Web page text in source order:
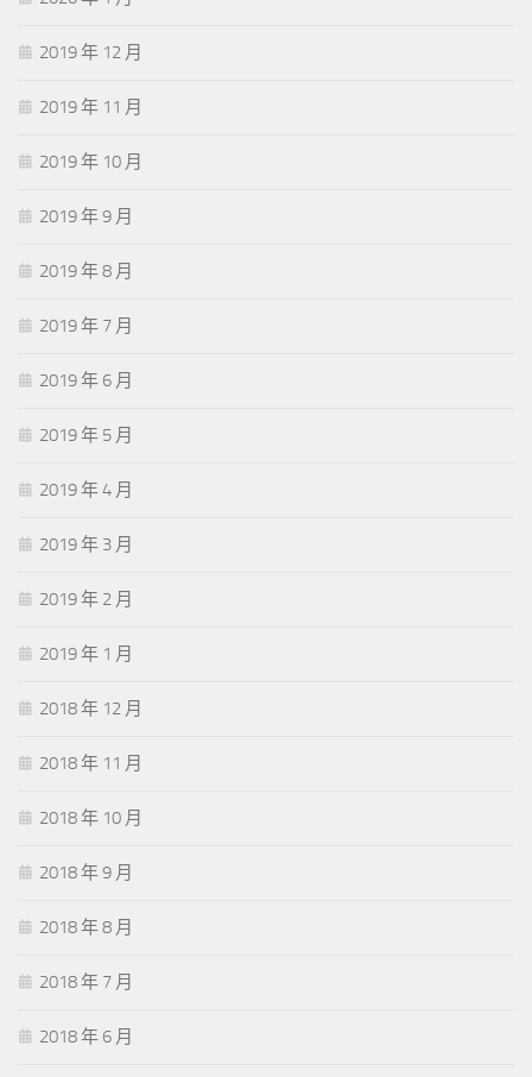
2019 年 12 月
2019 年 11 月
2019 年 10 月
2019 年 9 月
2019 年 8 月
2019 年 7 月
2019 年 6 月
2019 年 5 月
2019 年 4 月
2019 年 3 月
2019 年 2 月
2019 年 1 月
2018 年 12 月
2018 年 11 月
2018 年 10 月
2018 年 9 月
2018 年 8 月
2018 年 7 月
2018 年 6 月